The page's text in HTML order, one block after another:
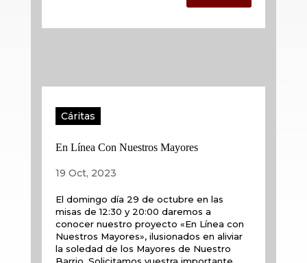
Cáritas
En Línea Con Nuestros Mayores
19 Oct, 2023
El domingo día 29 de octubre en las
misas de 12:30 y 20:00 daremos a
conocer nuestro proyecto «En Línea con
Nuestros Mayores», ilusionados en aliviar
la soledad de los Mayores de Nuestro